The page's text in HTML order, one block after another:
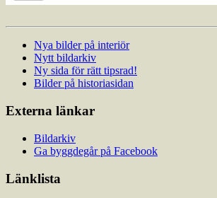
Nya bilder på interiör
Nytt bildarkiv
Ny sida för rätt tipsrad!
Bilder på historiasidan
Externa länkar
Bildarkiv
Ga byggdegår på Facebook
Länklista